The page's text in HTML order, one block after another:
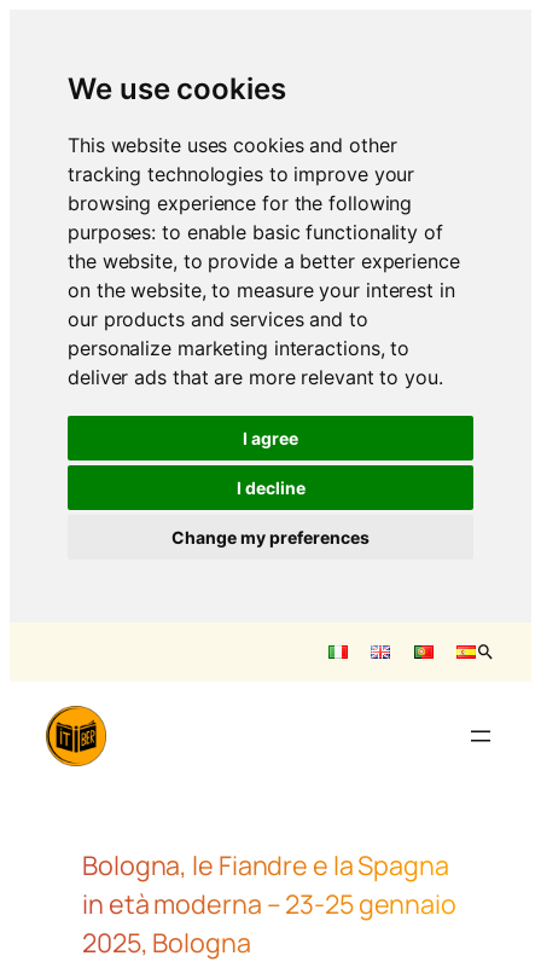
We use cookies
This website uses cookies and other
tracking technologies to improve your
browsing experience for the following
purposes:to enable basic functionality of
the website, to provide a better experience
on the website,to measure your interest in
our products and services and to
personalize marketing interactions,to
deliver ads that are more relevant to you.
I agree
I decline
Change my preferences
Bologna, le Fiandre e la Spagna
in età moderna – 23-25 gennaio
2025, Bologna